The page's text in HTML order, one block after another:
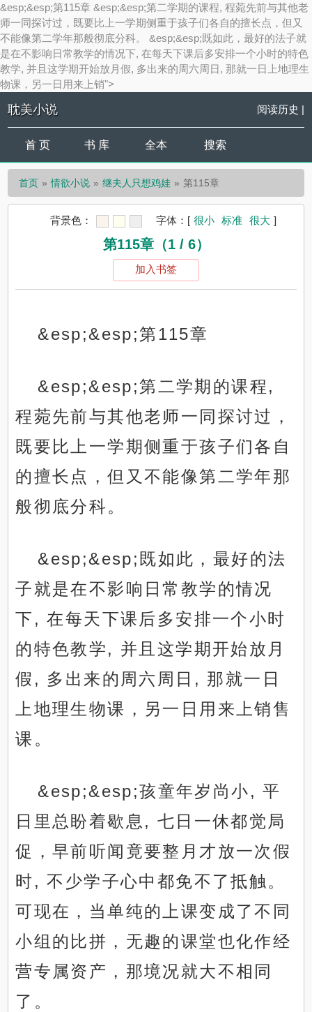
&esp;&esp;第115章 &esp;&esp;第二学期的课程, 程菀先前与其他老
师一同探讨过，既要比上一学期侧重于孩子们各自的擅长点，但又
不能像第二学年那般彻底分科。 &esp;&esp;既如此，最好的法子就
是在不影响日常教学的情况下, 在每天下课后多安排一个小时的特色
教学, 并且这学期开始放月假, 多出来的周六周日, 那就一日上地理生
物课，另一日用来上销">
耽美小说 阅读历史 |
首 页 书 库 全本 搜索
首页 情欲小说 继夫人只想鸡娃 第115章
背景色： 字体： [ 很小 标准 很大 ]
第115章（1 / 6）
加入书签
&esp;&esp;第115章
&esp;&esp;第二学期的课程,
程菀先前与其他老师一同探讨过，
既要比上一学期侧重于孩子们各自
的擅长点，但又不能像第二学年那
般彻底分科。
&esp;&esp;既如此，最好的法
子就是在不影响日常教学的情况
下, 在每天下课后多安排一个小时
的特色教学, 并且这学期开始放月
假, 多出来的周六周日, 那就一日
上地理生物课，另一日用来上销售
课。
&esp;&esp;孩童年岁尚小, 平
日里总盼着歇息, 七日一休都觉局
促，早前听闻竟要整月才放一次假
时, 不少学子心中都免不了抵触。
可现在，当单纯的上课变成了不同
小组的比拼，无趣的课堂也化作经
营专属资产，那境况就大不相同
了。